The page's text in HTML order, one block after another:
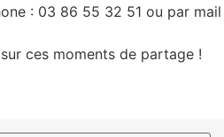
: 03 86 55 32 51 ou par mail
ces moments de partage !